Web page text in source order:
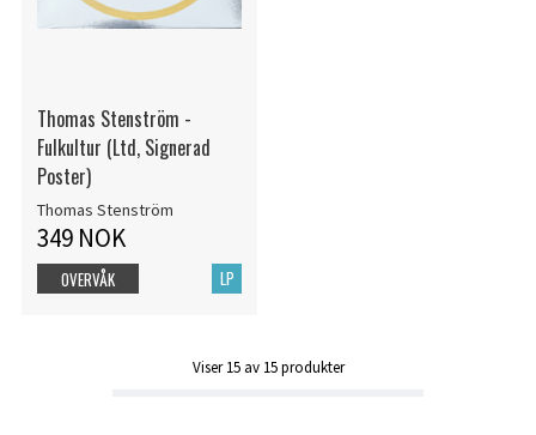
Thomas Stenström -
Fulkultur (Ltd, Signerad
Poster)
Thomas Stenström
349 NOK
LP
OVERVÅK
Viser15av 15produkter